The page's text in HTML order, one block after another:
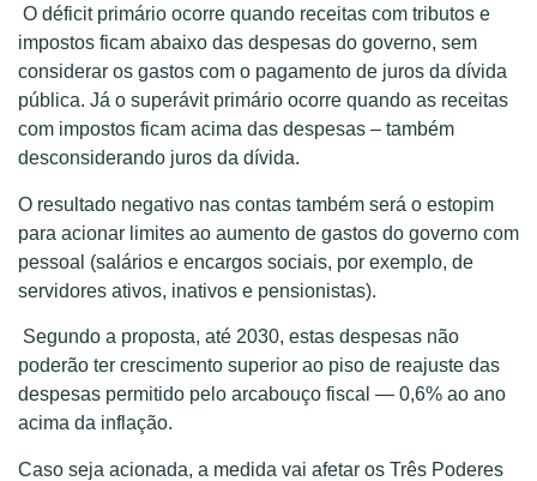
O déficit primário ocorre quando receitas com tributos e
impostos ficam abaixo das despesas do governo, sem
considerar os gastos com o pagamento de juros da dívida
pública. Já o superávit primário ocorre quando as receitas
com impostos ficam acima das despesas – também
desconsiderando juros da dívida.
O resultado negativo nas contas também será o estopim
para acionar limites ao aumento de gastos do governo com
pessoal (salários e encargos sociais, por exemplo, de
servidores ativos, inativos e pensionistas).
Segundo a proposta, até 2030, estas despesas não
poderão ter crescimento superior ao piso de reajuste das
despesas permitido pelo arcabouço fiscal — 0,6% ao ano
acima da inflação.
Caso seja acionada, a medida vai afetar os Três Poderes